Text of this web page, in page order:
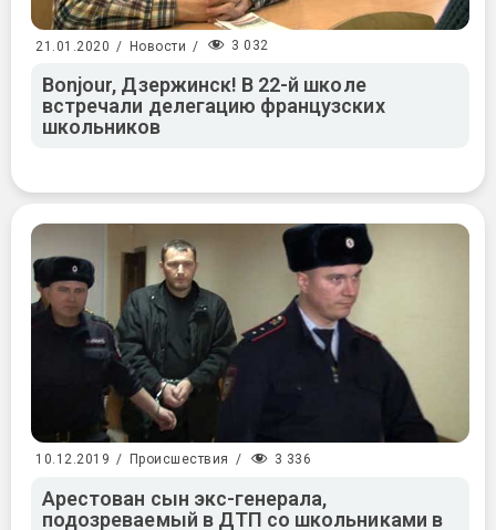
21.01.2020 / Новости / 3 032
Bonjour, Дзержинск! В 22-й школе
встречали делегацию французских
школьников
10.12.2019 / Происшествия / 3 336
Арестован сын экс-генерала,
подозреваемый в ДТП со школьниками в